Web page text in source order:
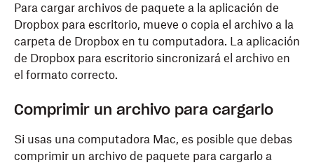
Para cargar archivos de paquete a la aplicación de
Dropbox para escritorio, mueve o copia el archivo a la
carpeta de Dropbox en tu computadora. La aplicación
de Dropbox para escritorio sincronizará el archivo en
el formato correcto.
Comprimir un archivo para cargarlo
Si usas una computadora Mac, es posible que debas
comprimir un archivo de paquete para cargarlo a